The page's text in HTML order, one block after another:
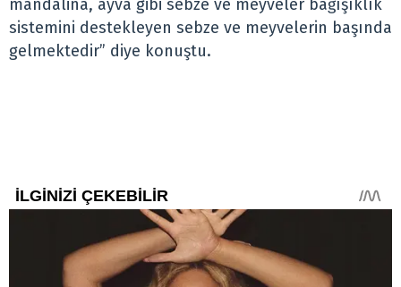
mandalina, ayva gibi sebze ve meyveler bağışıklık
sistemini destekleyen sebze ve meyvelerin başında
gelmektedir” diye konuştu.